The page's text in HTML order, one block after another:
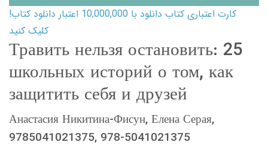
کارت اعتباری کتاب دانلود با 10,000,000 اعتبار دانلود کتاب!
کلیک کنید
Травить нельзя остановить: 25
школьных историй о том, как
защитить себя и друзей
Анастасия Никитина-Фисун, Елена Серая,
9785041021375, 978-5041021375